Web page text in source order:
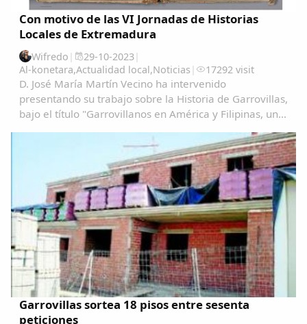
Con motivo de las VI Jornadas de Historias
Locales de Extremadura
Wifredo | 29-10-2023|
Al-konetara,Actualidad local,Noticias | 17292 visit
D. José María Martín Vecino ha intervenido
presentando su trabajo sobre la Historia de Garrovillas,
bajo el título "Garrovillanos en América y Filipinas, una
AmeÃ&#140;&#129;rica-y-Filipinas-una...
Garrovillas sortea 18 pisos entre sesenta
peticiones